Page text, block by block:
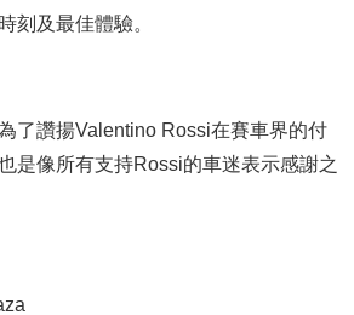
刻及最佳體驗。
了讚揚Valentino Rossi在賽車界的付
是像所有支持Rossi的車迷表示感謝之